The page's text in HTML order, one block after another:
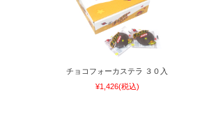
チョコフォーカステラ ３０入
¥1,426(税込)